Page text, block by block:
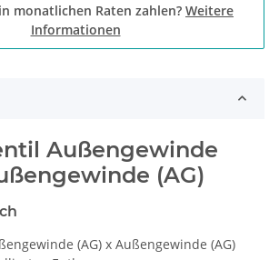
monatlichen Raten zahlen? Weitere
Informationen
Außengewinde
(AG)
(AG) x Außengewinde (AG)